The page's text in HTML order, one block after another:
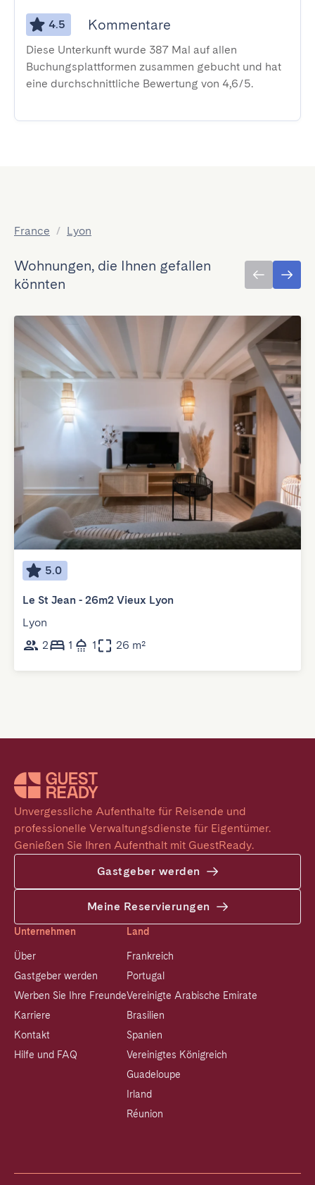
4.5 Kommentare
Diese Unterkunft wurde 387 Mal auf allen
Buchungsplattformen zusammen gebucht und hat
eine durchschnittliche Bewertung von 4,6/5.
France / Lyon
Wohnungen, die Ihnen gefallen
könnten
5.0
Le St Jean - 26m2 Vieux Lyon
Lyon
2
1 1 26 m²
Unvergessliche Aufenthalte für Reisende und
professionelle Verwaltungsdienste für Eigentümer.
Genießen Sie Ihren Aufenthalt mit GuestReady.
Gastgeber werden
Meine Reservierungen
Unternehmen
Über
Gastgeber werden
Werben Sie Ihre Freunde
Karriere
Kontakt
Hilfe und FAQ
Land
Frankreich
Portugal
Vereinigte Arabische Emirate
Brasilien
Spanien
Vereinigtes Königreich
Guadeloupe
Irland
Réunion